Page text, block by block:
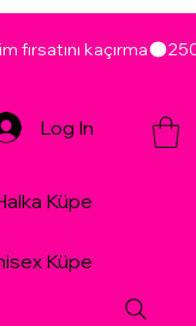
kaçırma
Küpe
Küpe
Log In